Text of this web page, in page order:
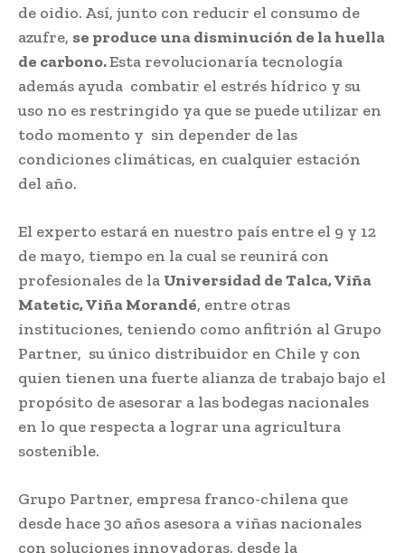
de oidio. Así, junto con reducir el consumo de
azufre, se produce una disminución de la huella
de carbono.Esta revolucionaría tecnología
además ayuda combatir el estrés hídrico y su
uso no es restringido ya que se puede utilizar en
todo momento y sin depender de las
condiciones climáticas, en cualquier estación
del año.
El experto estará en nuestro país entre el 9 y 12
de mayo, tiempo en la cual se reunirá con
profesionales de la Universidad de Talca, Viña
Matetic, Viña Morandé, entre otras
instituciones, teniendo como anfitrión al Grupo
Partner, su único distribuidor en Chile y con
quien tienen una fuerte alianza de trabajo bajo el
propósito de asesorar a las bodegas nacionales
en lo que respecta a lograr una agricultura
sostenible.
Grupo Partner, empresa franco-chilena que
desde hace 30 años asesora a viñas nacionales
con soluciones innovadoras, desde la